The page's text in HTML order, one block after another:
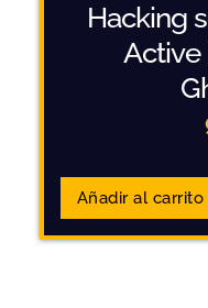
Hacking
Active
Añadir al carrito